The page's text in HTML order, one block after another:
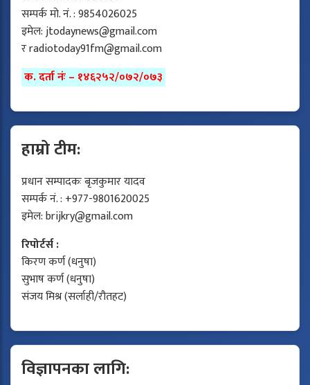
सम्पर्क मो. नं. : 9854026025
इमेल:jtodaynews@gmail.com
रradiotoday91fm@gmail.com
क. दर्ता नंः – १४६२५२/०७२/०७३
हाम्रो टीम:
प्रधान सम्पादकः बृजकुमार यादव
सम्पर्क नं. : +977-9801620025
इमेल:brijkry@gmail.com
रिपोर्टर्स :
किरण कर्ण (धनुषा)
सुभाष कर्ण (धनुषा)
संजय मिश्र (सर्लाही/रौतहट)
विज्ञापनका लागि: